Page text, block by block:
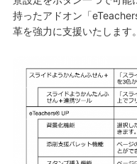
持ったアドオン「
革を強力に支援いたします。